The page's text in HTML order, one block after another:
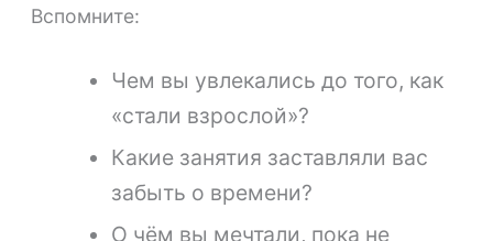
Вспомните:
Чем вы увлекались до того, как
«стали взрослой»?
Какие занятия заставляли вас
забыть о времени?
О чём вы мечтали, пока не